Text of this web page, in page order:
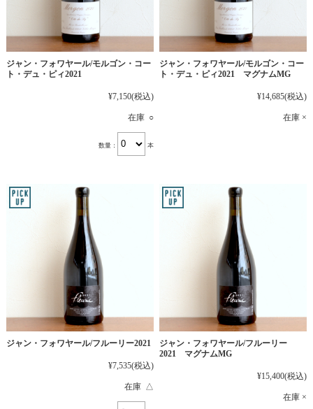
ジャン・フォワヤール/モルゴン・コー
ト・デュ・ピィ2021
¥7,150(税込)
在庫 ○
数量： 本
ジャン・フォワヤール/モルゴン・コー
ト・デュ・ピィ2021 マグナムMG
¥14,685(税込)
在庫 ×
ジャン・フォワヤール/フルーリー2021
¥7,535(税込)
在庫 △
ジャン・フォワヤール/フルーリー
2021 マグナムMG
¥15,400(税込)
在庫 ×